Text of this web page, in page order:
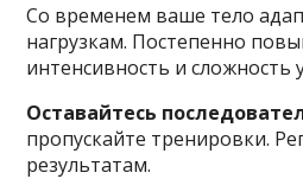
Со временем ваше тело
нагрузкам. Постепенно
интенсивность и сложность
Оставайтесь
пропускайте тренировки.
результатам.